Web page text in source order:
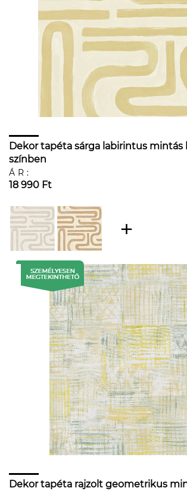
Dekor tapéta sárga labirintus mintás
színben
ÁR:
18 990 Ft
Dekor tapéta rajzolt geometrikus